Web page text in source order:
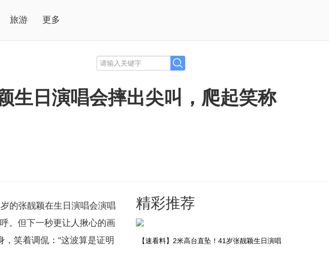
旅游 更多
生日演唱会摔出尖叫，爬起笑称
的张靓颖在生日演唱会演唱
。但下一秒更让人揪心的画
笑着调侃："这波算是证明
精彩推荐
【速看料】2米高台直坠！41岁张靓颖生日演唱